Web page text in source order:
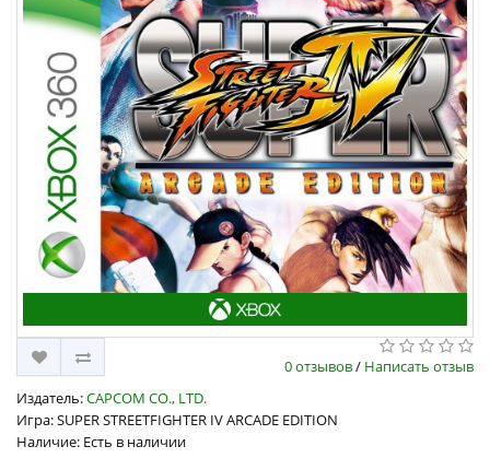
0 отзывов/ Написать отзыв
Издатель:CAPCOM CO., LTD.
Игра: SUPER STREETFIGHTER IV ARCADE EDITION
Наличие: Есть в наличии